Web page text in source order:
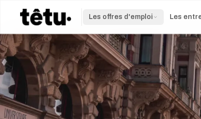
Les offres d'emploi Les